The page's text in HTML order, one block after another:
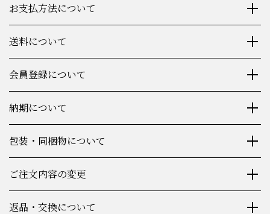
お支払方法について
送料について
会員登録について
納期について
包装・同梱物について
ご注文内容の変更
返品・交換について